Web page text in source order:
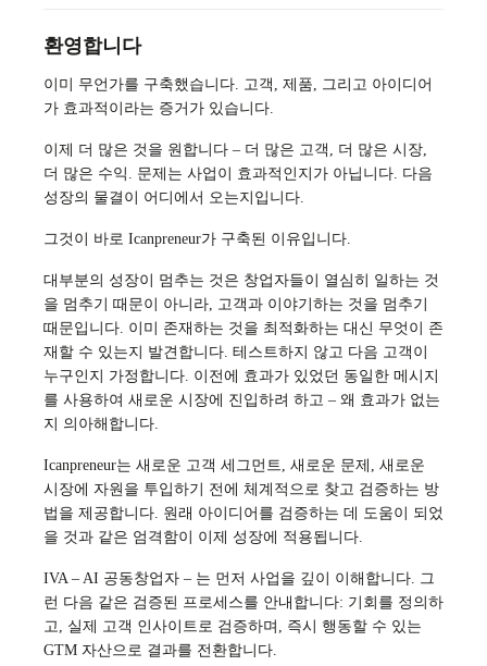
환영합니다
이미 무언가를 구축했습니다. 고객, 제품, 그리고 아이디어
가 효과적이라는 증거가 있습니다.
이제 더 많은 것을 원합니다 – 더 많은 고객, 더 많은 시장,
더 많은 수익. 문제는 사업이 효과적인지가 아닙니다. 다음
성장의 물결이 어디에서 오는지입니다.
그것이 바로 Icanpreneur가 구축된 이유입니다.
대부분의 성장이 멈추는 것은 창업자들이 열심히 일하는 것
을 멈추기 때문이 아니라, 고객과 이야기하는 것을 멈추기
때문입니다. 이미 존재하는 것을 최적화하는 대신 무엇이 존
재할 수 있는지 발견합니다. 테스트하지 않고 다음 고객이
누구인지 가정합니다. 이전에 효과가 있었던 동일한 메시지
를 사용하여 새로운 시장에 진입하려 하고 – 왜 효과가 없는
지 의아해합니다.
Icanpreneur는 새로운 고객 세그먼트, 새로운 문제, 새로운
시장에 자원을 투입하기 전에 체계적으로 찾고 검증하는 방
법을 제공합니다. 원래 아이디어를 검증하는 데 도움이 되었
을 것과 같은 엄격함이 이제 성장에 적용됩니다.
IVA – AI 공동창업자 – 는 먼저 사업을 깊이 이해합니다. 그
런 다음 같은 검증된 프로세스를 안내합니다: 기회를 정의하
고, 실제 고객 인사이트로 검증하며, 즉시 행동할 수 있는
GTM 자산으로 결과를 전환합니다.